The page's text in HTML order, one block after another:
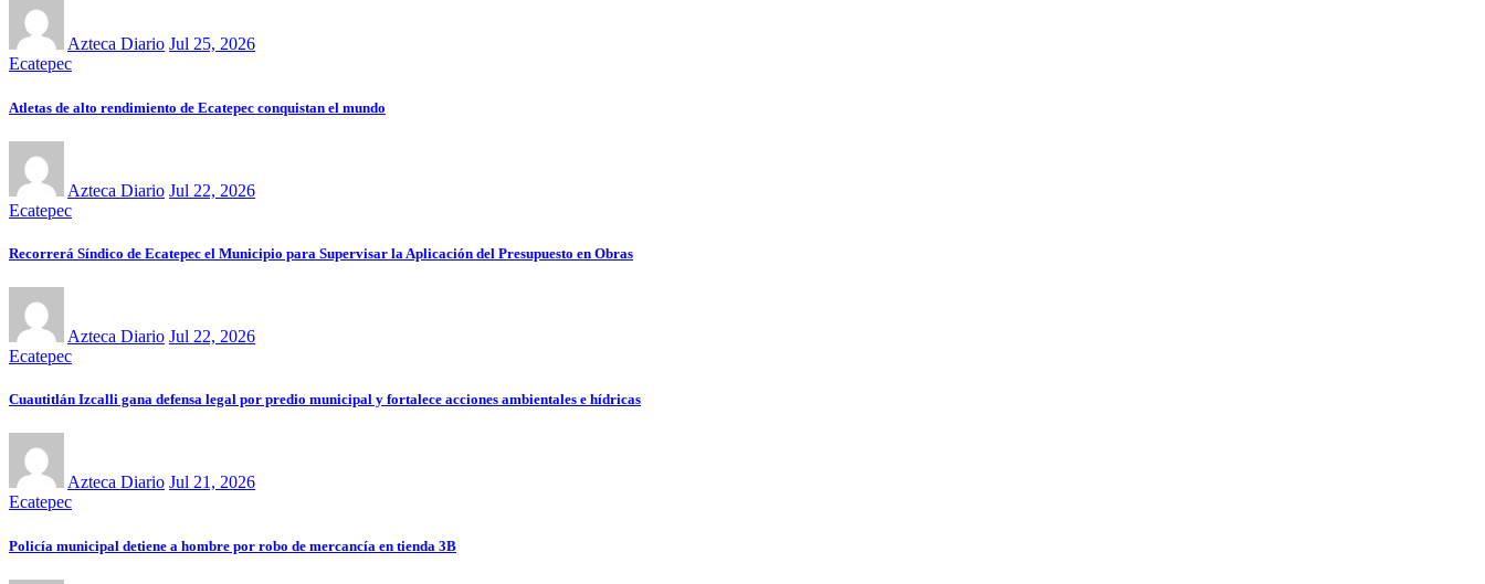
Azteca Diario Jul 25, 2026
Ecatepec
Atletas de alto rendimiento de Ecatepec conquistan el mundo
Azteca Diario Jul 22, 2026
Ecatepec
Recorrerá Síndico de Ecatepec el Municipio para Supervisar la Aplicación del Presupuesto en Obras
Azteca Diario Jul 22, 2026
Ecatepec
Cuautitlán Izcalli gana defensa legal por predio municipal y fortalece acciones ambientales e hídricas
Azteca Diario Jul 21, 2026
Ecatepec
Policía municipal detiene a hombre por robo de mercancía en tienda 3B